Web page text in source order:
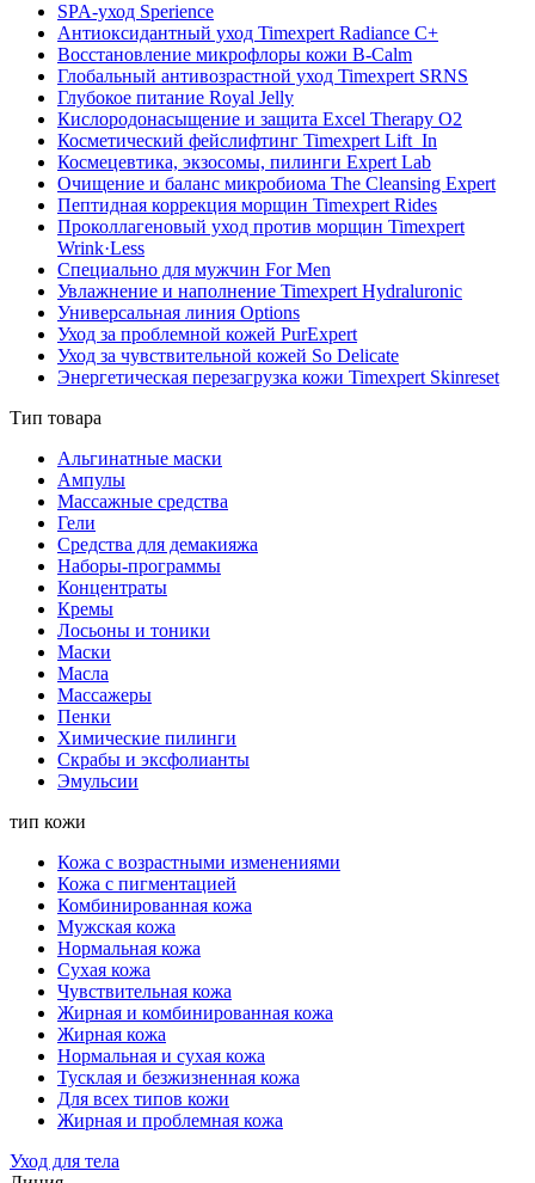
SPA-уход Sperience
Антиоксидантный уход Timexpert Radiance C+
Восстановление микрофлоры кожи B-Calm
Глобальный антивозрастной уход Timexpert SRNS
Глубокое питание Royal Jelly
Кислородонасыщение и защита Excel Therapy O2
Косметический фейслифтинг Timexpert Lift_In
Космецевтика, экзосомы, пилинги Expert Lab
Очищение и баланс микробиома The Cleansing Expert
Пептидная коррекция морщин Timexpert Rides
Проколлагеновый уход против морщин Timexpert
Wrink·Less
Специально для мужчин For Men
Увлажнение и наполнение Timexpert Hydraluronic
Универсальная линия Options
Уход за проблемной кожей PurExpert
Уход за чувствительной кожей So Delicate
Энергетическая перезагрузка кожи Timexpert Skinreset
Тип товара
Альгинатные маски
Ампулы
Массажные средства
Гели
Средства для демакияжа
Наборы-программы
Концентраты
Кремы
Лосьоны и тоники
Маски
Масла
Массажеры
Пенки
Химические пилинги
Скрабы и эксфолианты
Эмульсии
тип кожи
Кожа с возрастными изменениями
Кожа с пигментацией
Комбинированная кожа
Мужская кожа
Нормальная кожа
Сухая кожа
Чувствительная кожа
Жирная и комбинированная кожа
Жирная кожа
Нормальная и сухая кожа
Тусклая и безжизненная кожа
Для всех типов кожи
Жирная и проблемная кожа
Уход для тела